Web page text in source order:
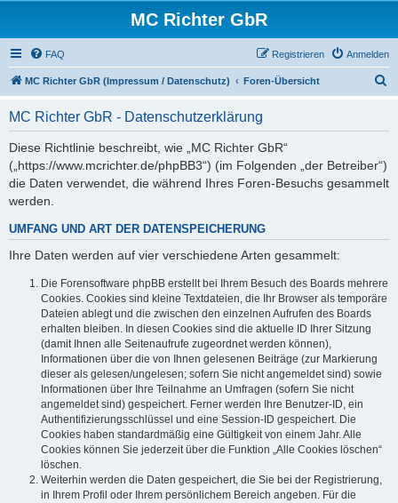
MC Richter GbR
FAQ Anmelden
Registrieren
MC Richter GbR (Impressum / Datenschutz) Foren-Übersicht
MC Richter GbR - Datenschutzerklärung
Diese Richtlinie beschreibt, wie „MC Richter GbR“
(„https://www.mcrichter.de/phpBB3“) (im Folgenden „der Betreiber“)
die Daten verwendet, die während Ihres Foren-Besuchs gesammelt
werden.
UMFANG UND ART DER DATENSPEICHERUNG
Ihre Daten werden auf vier verschiedene Arten gesammelt:
Die Forensoftware phpBB erstellt bei Ihrem Besuch des Boards mehrere
Cookies. Cookies sind kleine Textdateien, die Ihr Browser als temporäre
Dateien ablegt und die zwischen den einzelnen Aufrufen des Boards
erhalten bleiben. In diesen Cookies sind die aktuelle ID Ihrer Sitzung
(damit Ihnen alle Seitenaufrufe zugeordnet werden können),
Informationen über die von Ihnen gelesenen Beiträge (zur Markierung
dieser als gelesen/ungelesen; sofern Sie nicht angemeldet sind) sowie
Informationen über Ihre Teilnahme an Umfragen (sofern Sie nicht
angemeldet sind) gespeichert. Ferner werden Ihre Benutzer-ID, ein
Authentifizierungsschlüssel und eine Session-ID gespeichert. Die
Cookies haben standardmäßig eine Gültigkeit von einem Jahr. Alle
Cookies können Sie jederzeit über die Funktion „Alle Cookies löschen“
löschen.
Weiterhin werden die Daten gespeichert, die Sie bei der Registrierung,
in Ihrem Profil oder Ihrem persönlichem Bereich angeben. Für die